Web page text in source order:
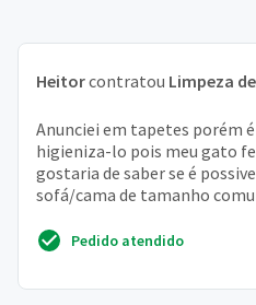
Heitorcontratou Limpeza
Anunciei em tapetes porém
higieniza-lo pois meu gato
gostaria de saber se é
sofá/cama de tamanho
Pedido atendido